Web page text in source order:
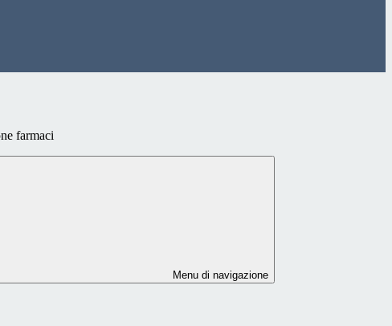
farmaci
Menu di navigazione